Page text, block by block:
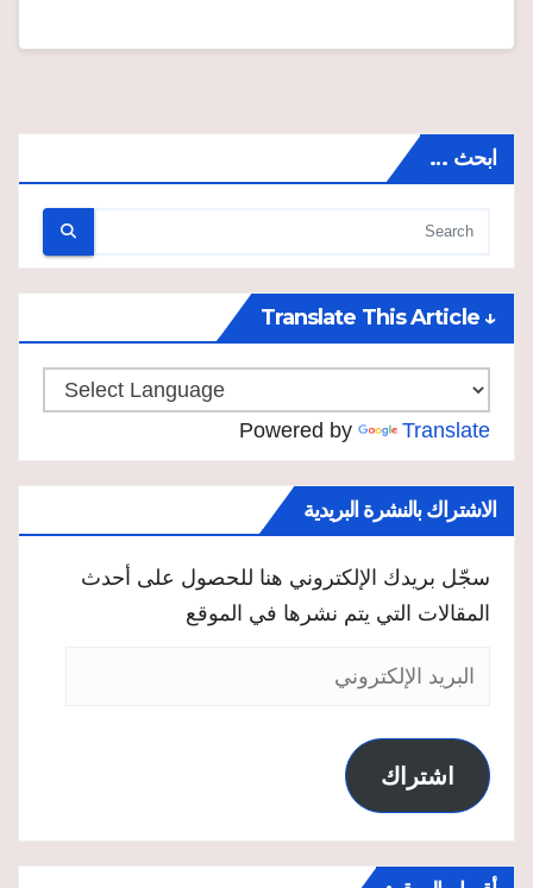
ابحث …
↓ Translate This Article
Powered by Translate
الاشتراك بالنشرة البريدية
سجّل بريدك الإلكتروني هنا للحصول على أحدث
المقالات التي يتم نشرها في الموقع
البريد
اشتراك